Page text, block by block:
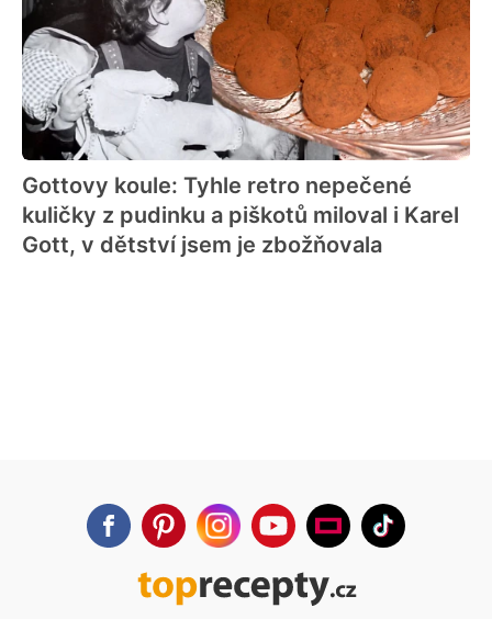
Gottovy koule: Tyhle retro nepečené
kuličky z pudinku a piškotů miloval i Karel
Gott, v dětství jsem je zbožňovala